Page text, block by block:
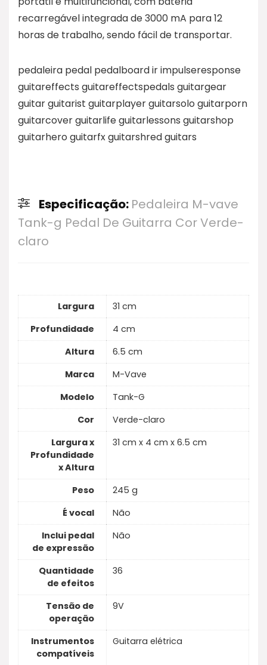
recarregável integrada de 3000 mA para 12
horas de trabalho, sendo fácil de transportar.
pedaleira pedal pedalboard ir impulseresponse
guitareffects guitareffectspedals guitargear
guitar guitarist guitarplayer guitarsolo guitarporn
guitarcover guitarlife guitarlessons guitarshop
guitarhero guitarfx guitarshred guitars
Especificação: Pedaleira M-vave
Tank-g Pedal De Guitarra Cor Verde-
claro
Largura
31 cm
Profundidade
4 cm
Altura
6.5 cm
Marca
M-Vave
Modelo
Tank-G
Cor
Verde-claro
Largura x
Profundidade
x Altura
31 cm x 4 cm x 6.5 cm
Peso
245 g
É vocal
Não
Inclui pedal
de expressão
Não
Quantidade
de efeitos
36
Tensão de
operação
9V
Instrumentos
compatíveis
Guitarra elétrica